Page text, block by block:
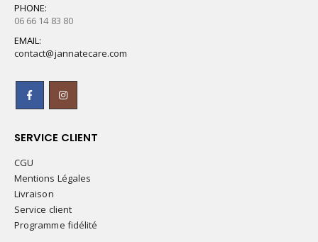
PHONE:
06 66 14 83 80
EMAIL:
contact@jannatecare.com
SERVICE CLIENT
CGU
Mentions Légales
Livraison
Service client
Programme fidélité